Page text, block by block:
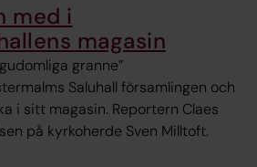
med i
magasin
granne”
Saluhall församlingen och
i sitt magasin. Reportern Claes
på kyrkoherde Sven Milltoft.